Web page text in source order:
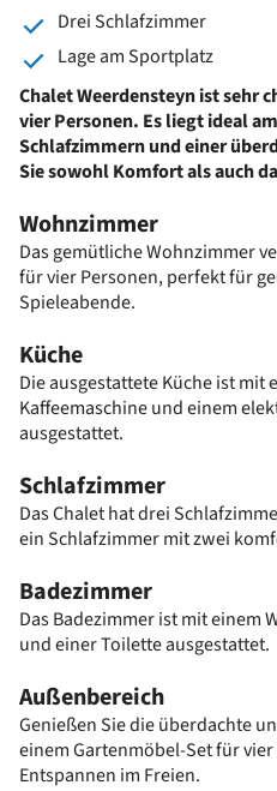
Drei Schlafzimmer
Lage am Sportplatz
Chalet Weerdensteyn ist sehr
vier Personen. Es liegt ideal
Schlafzimmern und einer
Sie sowohl Komfort als auch
Wohnzimmer
Das gemütliche Wohnzimmer
für vier Personen, perfekt für
Spieleabende.
Küche
Die ausgestattete Küche ist mit
Kaffeemaschine und einem
ausgestattet.
Schlafzimmer
Das Chalet hat drei
ein Schlafzimmer mit zwei
Badezimmer
Das Badezimmer ist mit einem
und einer Toilette ausgestattet.
Außenbereich
Genießen Sie die überdachte
einem Gartenmöbel-Set für
Entspannen im Freien.